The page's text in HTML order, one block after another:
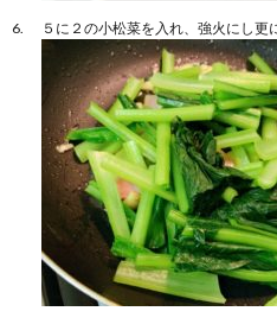
５に２の小松菜を入れ、強火にし更